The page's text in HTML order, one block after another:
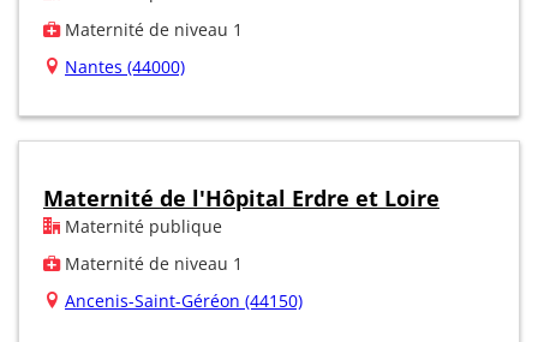
Maternité de niveau 1
Nantes (44000)
Maternité de l'Hôpital Erdre et Loire
Maternité publique
Maternité de niveau 1
Ancenis-Saint-Géréon (44150)